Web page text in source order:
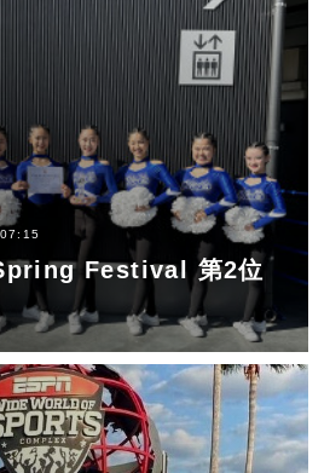
Festival 第2位